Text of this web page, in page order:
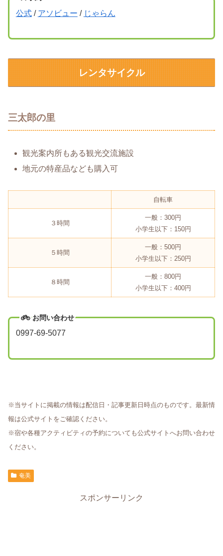
公式/ アソビュー / じゃらん
レンタサイクル
三太郎の里
観光案内所もある観光交流施設
地元の特産品なども購入可
自転車
３時間
一般：300円
小学生以下：150円
５時間
一般：500円
小学生以下：250円
８時間
一般：800円
小学生以下：400円
お問い合わせ
0997-69-5077
※当サイトに掲載の情報は配信日・記事更新日時点のものです。最新情
報は公式サイトをご確認ください。
※宿や各種アクティビティの予約についても公式サイトへお問い合わせ
ください。
奄美
スポンサーリンク